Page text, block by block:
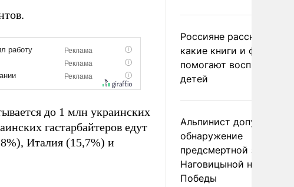
до 1 млн украинских
гастарбайтеров едут
Италия (15,7%) и
Россияне рассказали,
какие книги и фильмы
помогают воспитывать
детей
Альпинист допустил
обнаружение
предсмертной записки
Наговицыной на пике
Победы